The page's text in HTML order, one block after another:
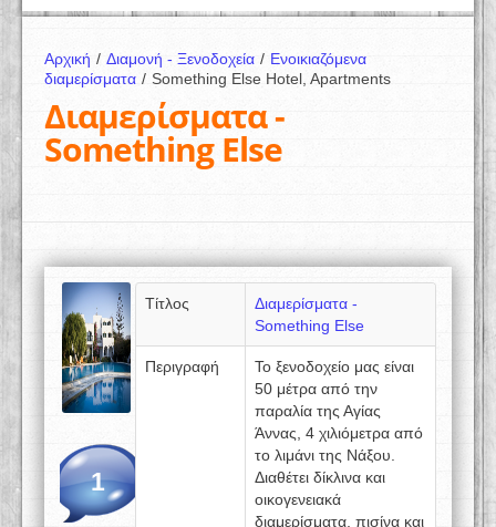
Αρχική / Διαμονή - Ξενοδοχεία / Ενοικιαζόμενα
διαμερίσματα / Something Else Hotel, Apartments
Διαμερίσματα -
Something Else
1
Τίτλος
Διαμερίσματα -
Something Else
Περιγραφή
Το ξενοδοχείο μας είναι
50 μέτρα από την
παραλία της Αγίας
Άννας, 4 χιλιόμετρα από
το λιμάνι της Νάξου.
Διαθέτει δίκλινα και
οικογενειακά
διαμερίσματα, πισίνα και